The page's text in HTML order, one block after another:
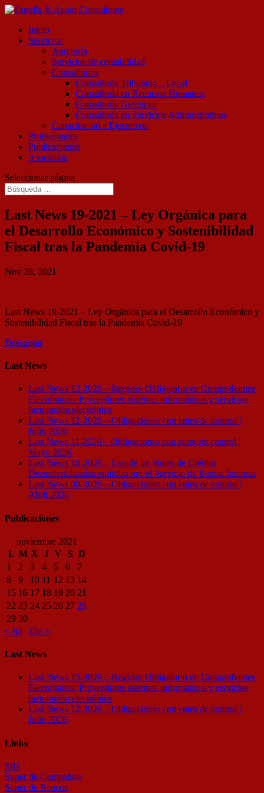
Inicio
Servicios
Auditoría
Servicios de contabilidad
Consultorías
Consultoría Tributaria – Legal
Consultoría en Recursos Humanos
Consultoría Gerencial
Consultoría en Servicios Administrativos
Capacitación a Ejecutivos
Profesionales
Publicaciones
Asociados
Seleccionar página
Last News 19-2021 – Ley Orgánica para
el Desarrollo Económico y Sostenibilidad
Fiscal tras la Pandemia Covid-19
Nov 28, 2021
Last News 19-2021 – Ley Orgánica para el Desarrollo Económico y
Sostenibilidad Fiscal tras la Pandemia Covid-19
Descargar
Last News
Last News 13-2026 – Registro Obligatorio en Comprobantes
Electrónicos: Proveedores sistemas informáticos y servicios
facturación electrónica
Last News 12-2026 – Obligaciones con entes de control |
Julio 2026
Last News 11-2026 – Obligaciones con entes de control |
Mayo 2026
Last News 10-2026 – Uso de las Notas de Crédito
Desmaterializadas emitidas por el Servicio de Rentas Internas
Last News 09-2026 – Obligaciones con entes de control |
Abril 2026
Publicaciones
noviembre 2021
L M X J V S D
1
2 3 4 5 6
7
8
9 10 11 12 13 14
15 16 17 18 19 20 21
22 23 24 25 26 27 28
29 30
« Jul
Dic »
Last News
Last News 13-2026 – Registro Obligatorio en Comprobantes
Electrónicos: Proveedores sistemas informáticos y servicios
facturación electrónica
Last News 12-2026 – Obligaciones con entes de control |
Julio 2026
Links
SRI
Super de Compañias
Super de Bancos